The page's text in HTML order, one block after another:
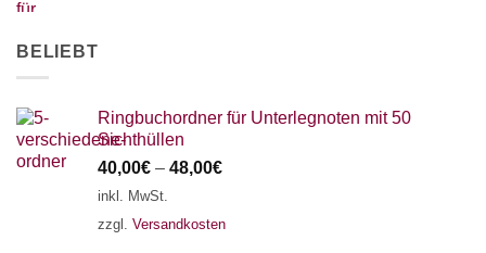
BELIEBT
Ringbuchordner für Unterlegnoten mit 50
Sichthüllen
40,00€ – 48,00€
inkl. MwSt.
zzgl. Versandkosten